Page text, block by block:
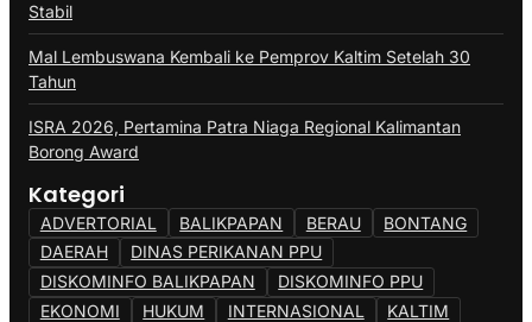
Stabil
Mal Lembuswana Kembali ke Pemprov Kaltim Setelah 30
Tahun
ISRA 2026, Pertamina Patra Niaga Regional Kalimantan
Borong Award
Kategori
ADVERTORIAL BALIKPAPAN BERAU
BONTANG
DAERAH
DINAS PERIKANAN PPU
DISKOMINFO BALIKPAPAN
DISKOMINFO PPU
EKONOMI
HUKUM INTERNASIONAL
KALTIM